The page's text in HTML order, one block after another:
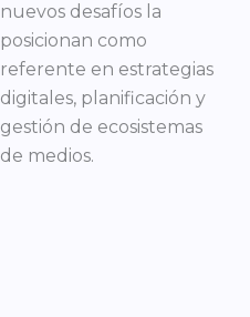
nuevos desafíos la
posicionan como
referente en estrategias
digitales, planificación y
gestión de ecosistemas
de medios.